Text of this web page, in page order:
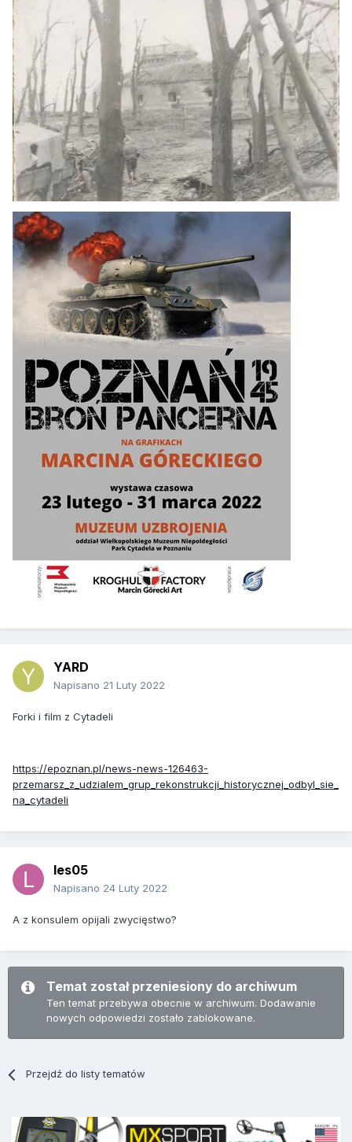
YARD
Napisano 21 Luty 2022
Forki i film z Cytadeli
https://epoznan.pl/news-news-126463-
przemarsz_z_udzialem_grup_rekonstrukcji_historycznej_odbyl_sie_
na_cytadeli
les05
Napisano 24 Luty 2022
A z konsulem opijali zwycięstwo?
Temat został przeniesiony do archiwum
Ten temat przebywa obecnie w archiwum. Dodawanie
nowych odpowiedzi zostało zablokowane.
Przejdź do listy tematów